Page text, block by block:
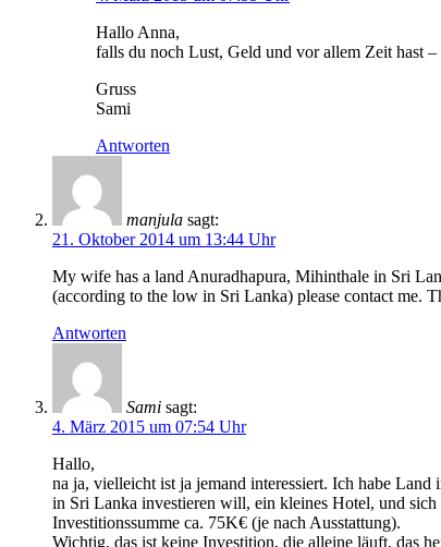
Hallo Anna,
falls du noch Lust, Geld und vor allem Zeit hast –
Gruss
Sami
Antworten
manjula sagt:
21. Oktober 2014 um 13:44 Uhr
My wife has a land Anuradhapura, Mihinthale in Sri
(according to the low in Sri Lanka) please contact me.
Antworten
Sami sagt:
4. März 2015 um 07:54 Uhr
Hallo,
na ja, vielleicht ist ja jemand interessiert. Ich habe
in Sri Lanka investieren will, ein kleines Hotel, und
Investitionssumme ca. 75K€ (je nach Ausstattung).
Wichtig, das ist keine Investition, die alleine läuft, das